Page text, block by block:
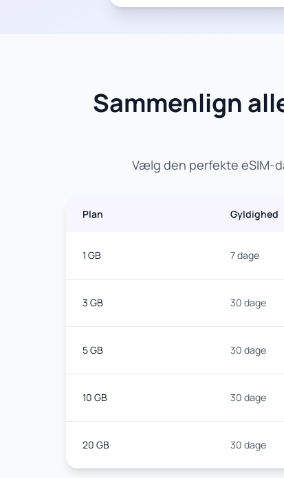
Sammenlign
Vælg den perfekte eSIM-
Plan Gyldighed
1 GB 7 dage
3 GB 30 dage
5 GB 30 dage
10 GB 30 dage
20 GB 30 dage